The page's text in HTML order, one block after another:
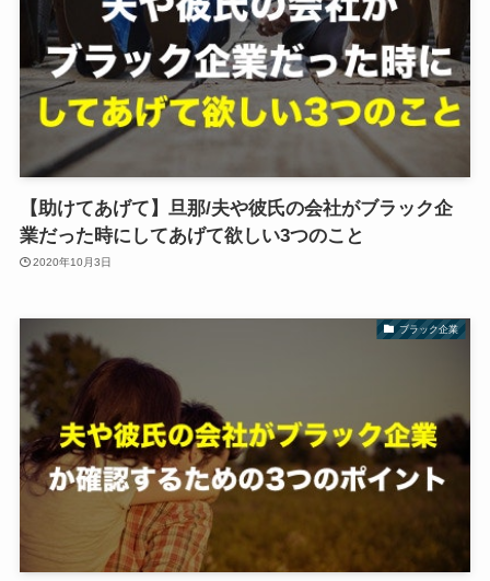
【助けてあげて】旦那/夫や彼氏の会社がブラック企
業だった時にしてあげて欲しい3つのこと
2020年10月3日
ブラック企業